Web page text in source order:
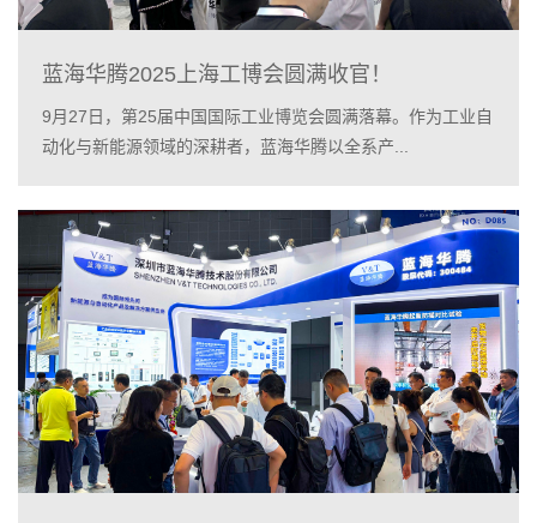
蓝海华腾2025上海工博会圆满收官！
9月27日，第25届中国国际工业博览会圆满落幕。作为工业自
动化与新能源领域的深耕者，蓝海华腾以全系产...